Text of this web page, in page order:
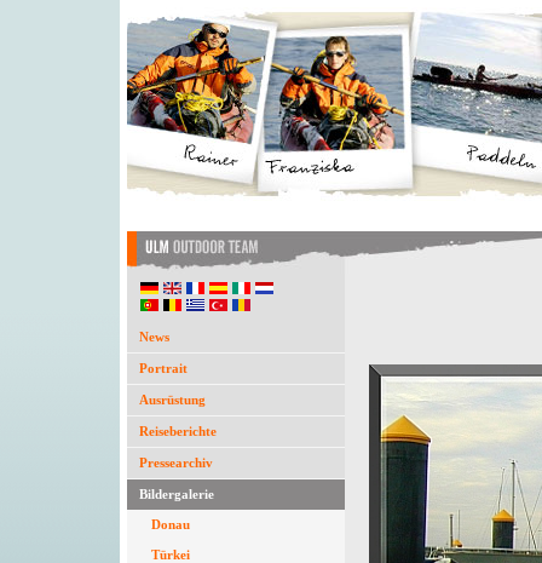
News
Portrait
Ausrüstung
Reiseberichte
Pressearchiv
Bildergalerie
Donau
Türkei